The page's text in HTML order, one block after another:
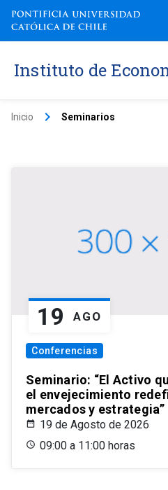
Instituto de
Inicio keyboard_arrow_right Seminarios
19 AGO
Conferencias
Seminario: “El Activo
el envejecimiento
mercados y estrategia”
19 de Agosto de 2026
09:00 a 11:00 horas